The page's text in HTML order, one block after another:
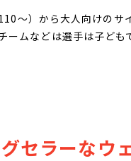
～）から大人向けのサ
ームなどは選手は子ど
セラーなウ